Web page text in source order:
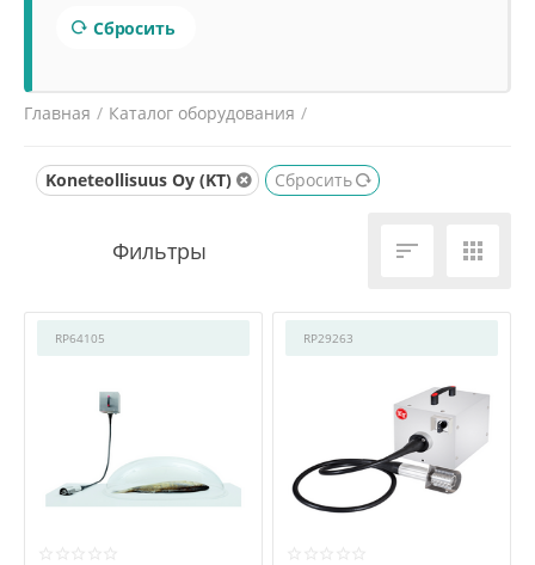
Сбросить
Главная / Каталог оборудования /
Koneteollisuus Oy (KT)
Сбросить
 
RP64105 RP29263